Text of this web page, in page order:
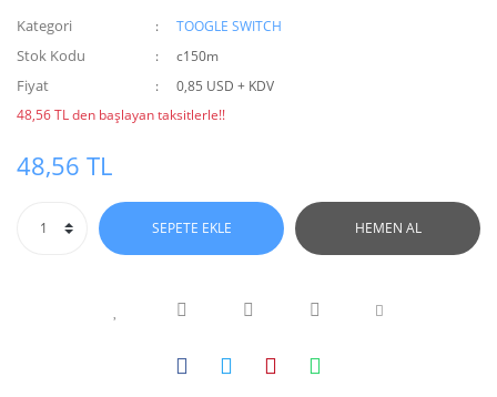
Kategori TOOGLE SWITCH
Stok Kodu c150m
Fiyat
0,85 USD + KDV
48,56 TL den başlayan taksitlerle!!
48,56 TL
SEPETE EKLE HEMEN AL